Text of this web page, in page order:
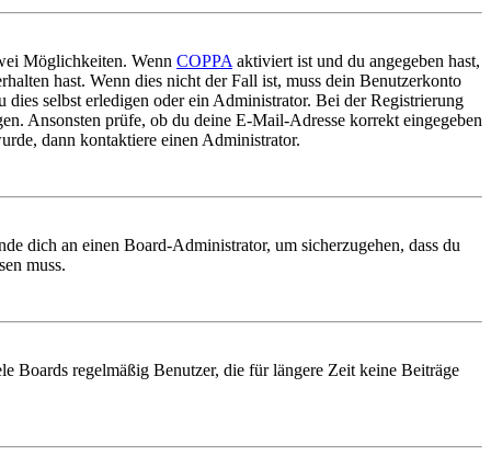
Möglichkeiten. Wenn COPPA aktiviert ist und du angegeben hast,
hast. Wenn dies nicht der Fall ist, muss dein Benutzerkonto
selbst erledigen oder ein Administrator. Bei der Registrierung
Ansonsten prüfe, ob du deine E-Mail-Adresse korrekt eingegeben
dann kontaktiere einen Administrator.
dich an einen Board-Administrator, um sicherzugehen, dass du
muss.
Boards regelmäßig Benutzer, die für längere Zeit keine Beiträge